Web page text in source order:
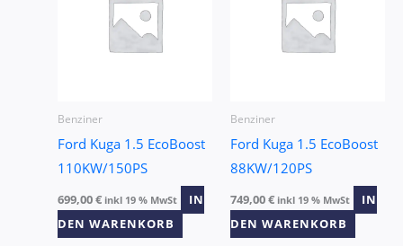
Benziner
Ford Kuga 1.5 EcoBoost
110KW/150PS
699,00€ inkl 19 % MwSt
IN
DEN WARENKORB
Benziner
Ford Kuga 1.5 EcoBoost
88KW/120PS
749,00€ inkl 19 % MwSt
IN
DEN WARENKORB